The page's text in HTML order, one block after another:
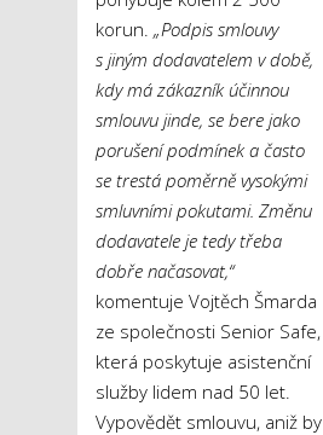
korun. „Podpis smlouvy
s jiným dodavatelem v době,
kdy má zákazník účinnou
smlouvu jinde, se bere jako
porušení podmínek a často
se trestá poměrně vysokými
smluvními pokutami. Změnu
dodavatele je tedy třeba
dobře načasovat,“
komentuje Vojtěch Šmarda
ze společnosti Senior Safe,
která poskytuje asistenční
služby lidem nad 50 let.
Vypovědět smlouvu, aniž by